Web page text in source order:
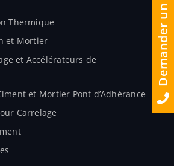
Thermique
et Mortier
et Accélérateurs de
et Mortier Pont d’Adhérance
Carrelage
Demander un Devis